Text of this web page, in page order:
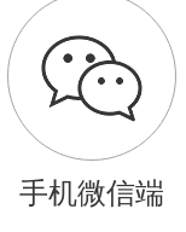
手机微信端